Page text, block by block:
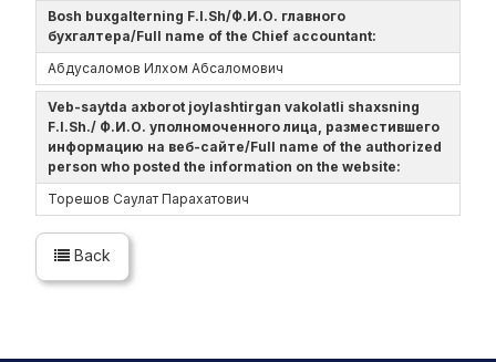
Bosh buxgalterning F.I.Sh/Ф.И.О. главного
бухгалтера/Full name of the Chief accountant:
Абдусаломов Илхом Абсаломович
Veb-saytda axborot joylashtirgan vakolatli shaxsning
F.I.Sh./ Ф.И.О. уполномоченного лица, разместившего
информацию на веб-сайте/Full name of the authorized
person who posted the information on the website:
Торешов Саулат Парахатович
Back